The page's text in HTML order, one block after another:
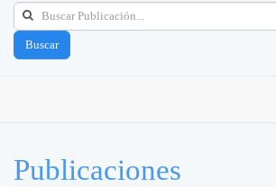
Buscar
Publicaciones